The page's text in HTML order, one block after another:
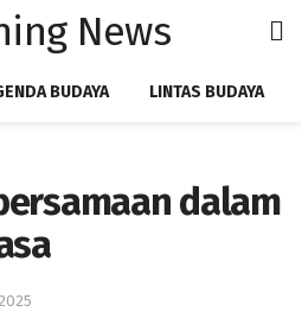
BUDAYA LINTAS BUDAYA
dalam